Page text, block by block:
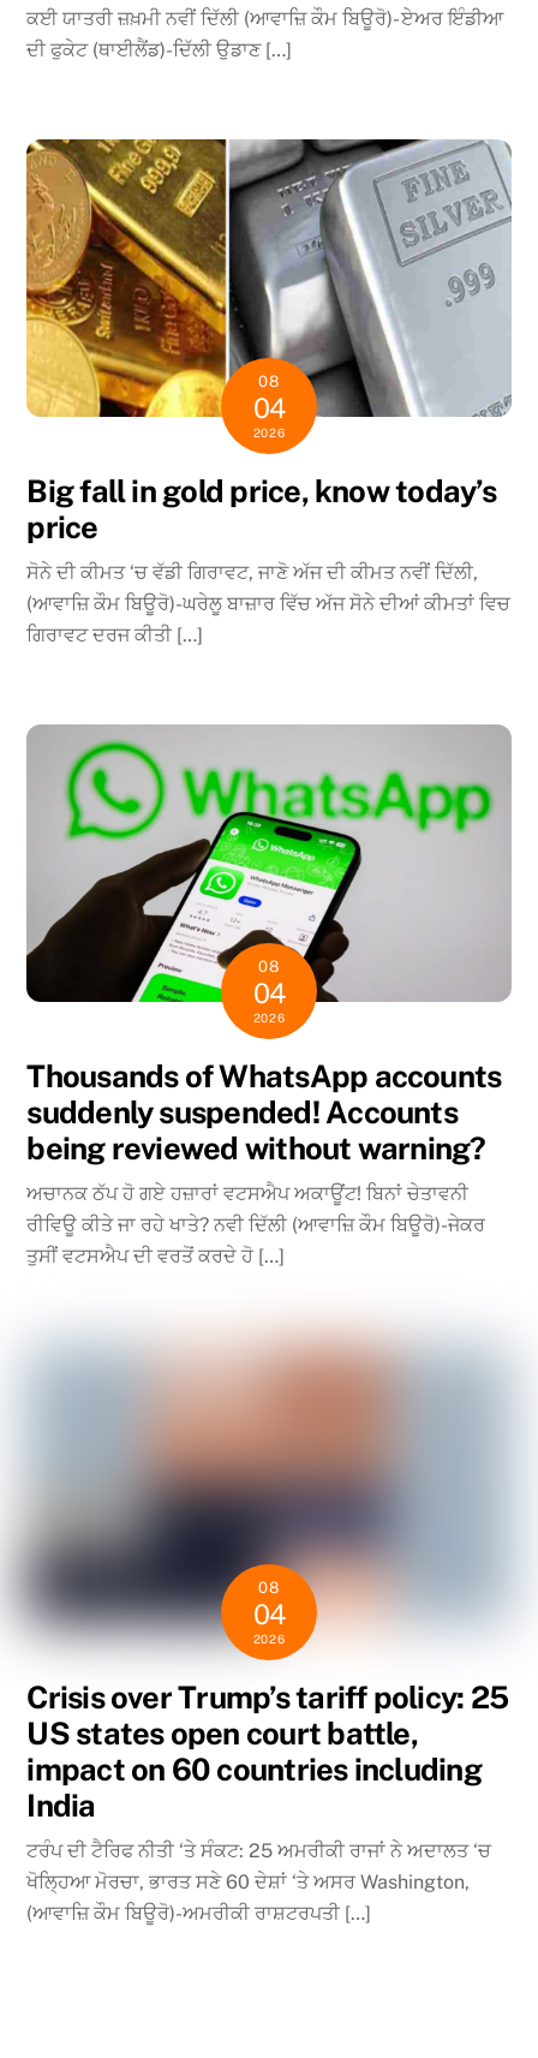
ਕਈ ਯਾਤਰੀ ਜ਼ਖ਼ਮੀ ਨਵੀਂ ਦਿੱਲੀ (ਆਵਾਜ਼ਿ ਕੌਮ ਬਿਊਰੋ)- ਏਅਰ ਇੰਡੀਆ
ਦੀ ਫੁਕੇਟ (ਥਾਈਲੈਂਡ)-ਦਿੱਲੀ ਉਡਾਣ […]
08
04
2026
Big fall in gold price, know today’s
price
ਸੋਨੇ ਦੀ ਕੀਮਤ ‘ਚ ਵੱਡੀ ਗਿਰਾਵਟ, ਜਾਣੋ ਅੱਜ ਦੀ ਕੀਮਤ ਨਵੀਂ ਦਿੱਲੀ,
(ਆਵਾਜ਼ਿ ਕੌਮ ਬਿਊਰੋ)-ਘਰੇਲੂ ਬਾਜ਼ਾਰ ਵਿੱਚ ਅੱਜ ਸੋਨੇ ਦੀਆਂ ਕੀਮਤਾਂ ਵਿਚ
ਗਿਰਾਵਟ ਦਰਜ ਕੀਤੀ […]
08
04
2026
Thousands of WhatsApp accounts
suddenly suspended! Accounts
being reviewed without warning?
ਅਚਾਨਕ ਠੱਪ ਹੋ ਗਏ ਹਜ਼ਾਰਾਂ ਵਟਸਐਪ ਅਕਾਊਂਟ! ਬਿਨਾਂ ਚੇਤਾਵਨੀ
ਰੀਵਿਊ ਕੀਤੇ ਜਾ ਰਹੇ ਖਾਤੇ? ਨਵੀ ਦਿੱਲੀ (ਆਵਾਜ਼ਿ ਕੌਮ ਬਿਊਰੋ)-ਜੇਕਰ
ਤੁਸੀਂ ਵਟਸਐਪ ਦੀ ਵਰਤੋਂ ਕਰਦੇ ਹੋ […]
08
04
2026
Crisis over Trump’s tariff policy: 25
US states open court battle,
impact on 60 countries including
India
ਟਰੰਪ ਦੀ ਟੈਰਿਫ ਨੀਤੀ ‘ਤੇ ਸੰਕਟ: 25 ਅਮਰੀਕੀ ਰਾਜਾਂ ਨੇ ਅਦਾਲਤ ‘ਚ
ਖੋਲ੍ਹਿਆ ਮੋਰਚਾ, ਭਾਰਤ ਸਣੇ 60 ਦੇਸ਼ਾਂ ‘ਤੇ ਅਸਰ Washington,
(ਆਵਾਜ਼ਿ ਕੌਮ ਬਿਊਰੋ)-ਅਮਰੀਕੀ ਰਾਸ਼ਟਰਪਤੀ […]